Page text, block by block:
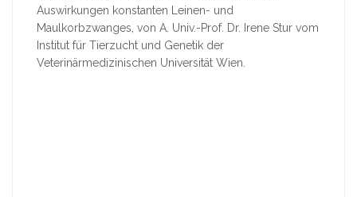
Auswirkungen konstanten Leinen- und
Maulkorbzwanges, von A. Univ.-Prof. Dr. Irene Stur vom
Institut für Tierzucht und Genetik der
Veterinärmedizinischen Universität Wien.